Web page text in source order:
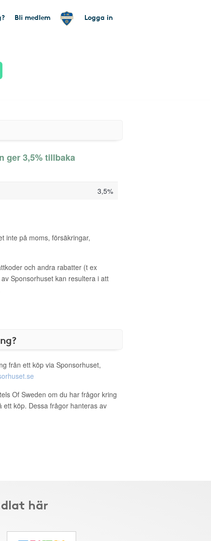
Bli medlem Logga in
ger 3,5% tillbaka
3,5%
inte på moms, försäkringar,
och andra rabatter (t ex
Sponsorhuset kan resultera i att
från ett köp via Sponsorhuset,
Of Sweden om du har frågor kring
ett köp. Dessa frågor hanteras av
här